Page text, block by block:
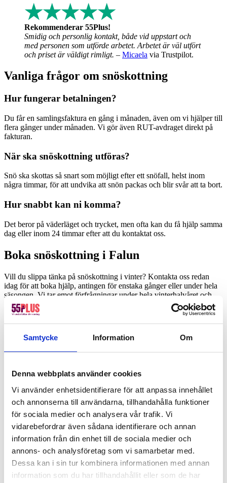
Samtycke Information Om
Denna webbplats använder cookies
Vi använder enhetsidentifierare för att anpassa innehållet
och annonserna till användarna, tillhandahålla funktioner
för sociala medier och analysera vår trafik. Vi
vidarebefordrar även sådana identifierare och annan
information från din enhet till de sociala medier och
annons- och analysföretag som vi samarbetar med.
Dessa kan i sin tur kombinera informationen med annan
information som du har tillhandahållit eller som de har
★★★★★
Rekommenderar 55Plus!
Smidig och personlig kontakt, både vid uppstart och
med personen som utförde arbetet. Arbetet är väl utfört
och priset är väldigt rimligt. – Micaela via Trustpilot.
Vanliga frågor om snöskottning
Hur fungerar betalningen?
Du får en samlingsfaktura en gång i månaden, även om vi hjälper till
flera gånger under månaden. Vi gör även RUT-avdraget direkt på
fakturan.
När ska snöskottning utföras?
Snö ska skottas så snart som möjligt efter ett snöfall, helst inom
några timmar, för att undvika att snön packas och blir svår att ta bort.
Hur snabbt kan ni komma?
Det beror på väderläget och trycket, men ofta kan du få hjälp samma
dag eller inom 24 timmar efter att du kontaktat oss.
Boka snöskottning i Falun
Vill du slippa tänka på snöskottning i vinter? Kontakta oss redan
idag för att boka hjälp, antingen för enstaka gånger eller under hela
säsongen. Vi tar emot förfrågningar under hela vinterhalvåret och
hjälper dig gärna att utforma ett upplägg som passar dig och dina
behov.
Namn*
Telefon*
E-post
Genom att gå vidare accepterar du vår integritets- och webbplatspolicy